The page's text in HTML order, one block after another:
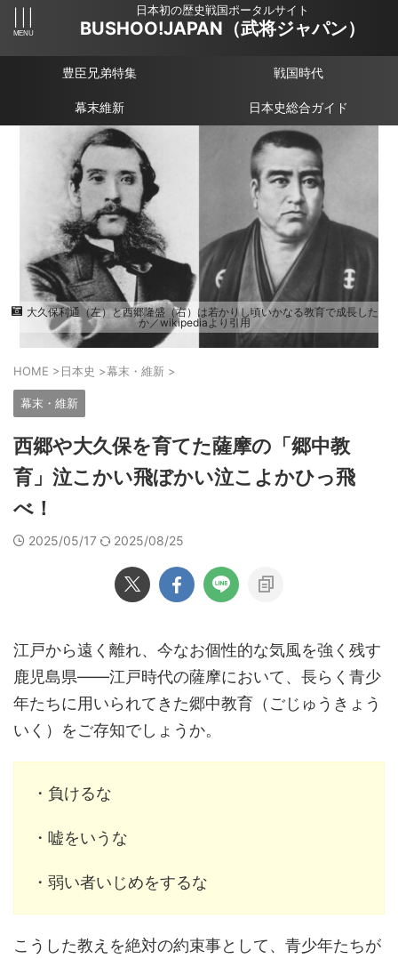
日本初の歴史戦国ポータルサイト
BUSHOO!JAPAN（武将ジャパン）
豊臣兄弟特集 戦国時代
幕末維新 日本史総合ガイド
大久保利通（左）と西郷隆盛（右）は若かりし頃いかなる教育で成長した
か／wikipediaより引用
HOME >日本史 >幕末・維新 >
幕末・維新
西郷や大久保を育てた薩摩の「郷中教
育」泣こかい飛ぼかい泣こよかひっ飛
べ！
2025/05/17 2025/08/25
江戸から遠く離れ、今なお個性的な気風を強く残す
鹿児島県――江戸時代の薩摩において、長らく青少
年たちに用いられてきた郷中教育（ごじゅうきょう
いく）をご存知でしょうか。
・負けるな
・嘘をいうな
・弱い者いじめをするな
こうした教えを絶対の約束事として、青少年たちが